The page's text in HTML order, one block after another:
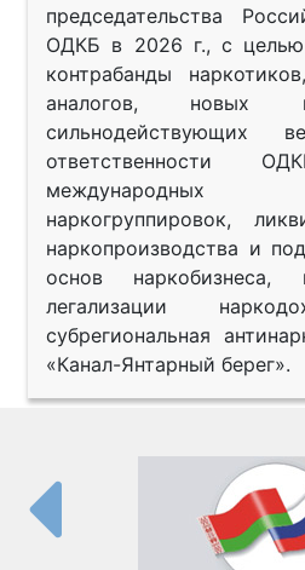
председательства
ОДКБ в 2026 г., с целью
контрабанды
аналогов, новых
сильнодействующих
ответственности
международных
наркогруппировок,
наркопроизводства и
основ
легализации
субрегиональная
«Канал-Янтарный берег».